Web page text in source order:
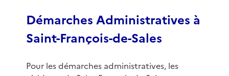
Démarches Administratives à
Saint-François-de-Sales
Pour les démarches administratives, les